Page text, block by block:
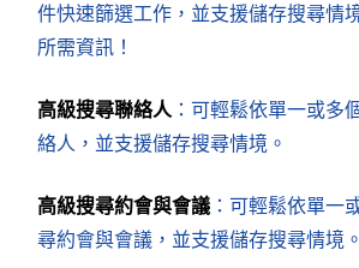
件快速篩選工作，並支援儲存搜尋情
所需資訊！
高級搜尋聯絡人：可輕鬆依單一或多
絡人，並支援儲存搜尋情境。
高級搜尋約會與會議 ：可輕鬆依單一
尋約會與會議，並支援儲存搜尋情境。